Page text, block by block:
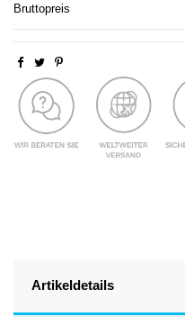
Bruttopreis
Artikeldetails